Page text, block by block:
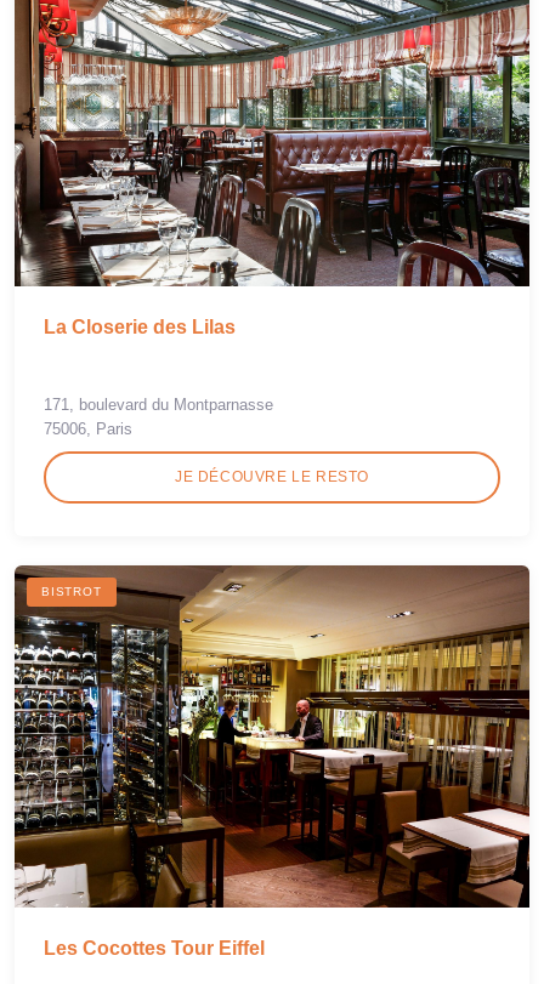
La Closerie des Lilas
171, boulevard du Montparnasse
75006, Paris
JE DÉCOUVRE LE RESTO
BISTROT
Les Cocottes Tour Eiffel